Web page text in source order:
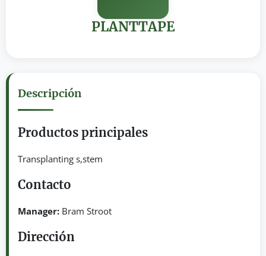
PLANTTAPE
Descripción
Productos principales
Transplanting s,stem
Contacto
Manager: Bram Stroot
Dirección